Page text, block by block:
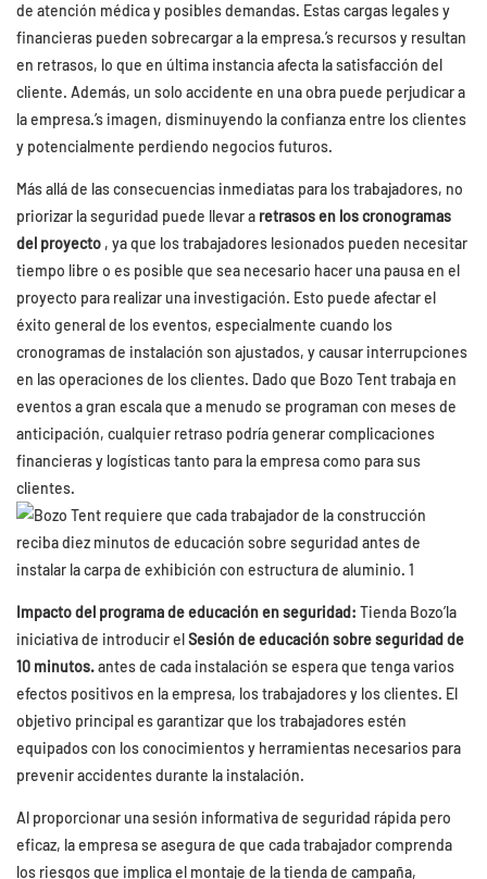
de atención médica y posibles demandas. Estas cargas legales y
financieras pueden sobrecargar a la empresa.’s recursos y resultan
en retrasos, lo que en última instancia afecta la satisfacción del
cliente. Además, un solo accidente en una obra puede perjudicar a
la empresa.’s imagen, disminuyendo la confianza entre los clientes
y potencialmente perdiendo negocios futuros.
Más allá de las consecuencias inmediatas para los trabajadores, no
priorizar la seguridad puede llevar a retrasos en los cronogramas
del proyecto , ya que los trabajadores lesionados pueden necesitar
tiempo libre o es posible que sea necesario hacer una pausa en el
proyecto para realizar una investigación. Esto puede afectar el
éxito general de los eventos, especialmente cuando los
cronogramas de instalación son ajustados, y causar interrupciones
en las operaciones de los clientes. Dado que Bozo Tent trabaja en
eventos a gran escala que a menudo se programan con meses de
anticipación, cualquier retraso podría generar complicaciones
financieras y logísticas tanto para la empresa como para sus
clientes.
Impacto del programa de educación en seguridad: Tienda Bozo’la
iniciativa de introducir elSesión de educación sobre seguridad de
10 minutos.antes de cada instalación se espera que tenga varios
efectos positivos en la empresa, los trabajadores y los clientes. El
objetivo principal es garantizar que los trabajadores estén
equipados con los conocimientos y herramientas necesarios para
prevenir accidentes durante la instalación.
Al proporcionar una sesión informativa de seguridad rápida pero
eficaz, la empresa se asegura de que cada trabajador comprenda
los riesgos que implica el montaje de la tienda de campaña,